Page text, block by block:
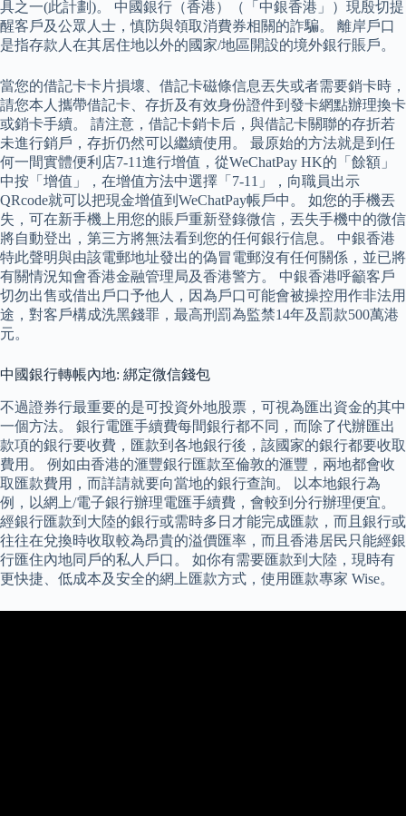
具之一(此計劃)。 中國銀行（香港）（「中銀香港」）現殷切提
醒客戶及公眾人士，慎防與領取消費券相關的詐騙。 離岸戶口
是指存款人在其居住地以外的國家/地區開設的境外銀行賬戶。
當您的借記卡卡片損壞、借記卡磁條信息丟失或者需要銷卡時，
請您本人攜帶借記卡、存折及有效身份證件到發卡網點辦理換卡
或銷卡手續。 請注意，借記卡銷卡后，與借記卡關聯的存折若
未進行銷戶，存折仍然可以繼續使用。 最原始的方法就是到任
何一間實體便利店7-11進行增值，從WeChatPay HK的「餘額」
中按「增值」，在增值方法中選擇「7-11」，向職員出示
QRcode就可以把現金增值到WeChatPay帳戶中。 如您的手機丟
失，可在新手機上用您的賬戶重新登錄微信，丟失手機中的微信
將自動登出，第三方將無法看到您的任何銀行信息。 中銀香港
特此聲明與由該電郵地址發出的偽冒電郵沒有任何關係，並已將
有關情況知會香港金融管理局及香港警方。 中銀香港呼籲客戶
切勿出售或借出戶口予他人，因為戶口可能會被操控用作非法用
途，對客戶構成洗黑錢罪，最高刑罰為監禁14年及罰款500萬港
元。
中國銀行轉帳內地: 綁定微信錢包
不過證券行最重要的是可投資外地股票，可視為匯出資金的其中
一個方法。 銀行電匯手續費每間銀行都不同，而除了代辦匯出
款項的銀行要收費，匯款到各地銀行後，該國家的銀行都要收取
費用。 例如由香港的滙豐銀行匯款至倫敦的滙豐，兩地都會收
取匯款費用，而詳請就要向當地的銀行查詢。 以本地銀行為
例，以網上/電子銀行辦理電匯手續費，會較到分行辦理便宜。
經銀行匯款到大陸的銀行或需時多日才能完成匯款，而且銀行或
往往在兌換時收取較為昂貴的溢價匯率，而且香港居民只能經銀
行匯住內地同戶的私人戶口。 如你有需要匯款到大陸，現時有
更快捷、低成本及安全的網上匯款方式，使用匯款專家 Wise。